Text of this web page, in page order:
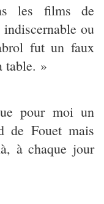
les films de
ou
fut un faux
table. »
pour moi un
de Fouet mais
à chaque jour